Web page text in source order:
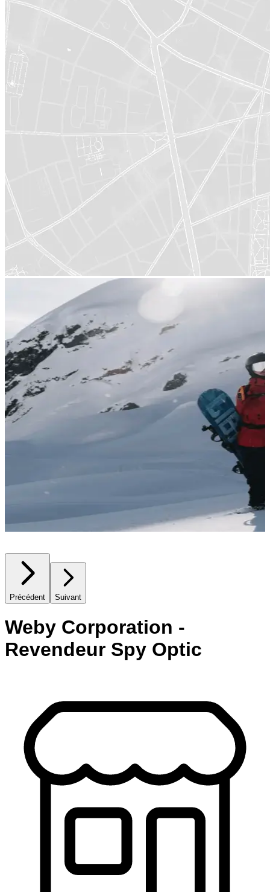
Précédent Suivant
Weby Corporation -
Revendeur Spy Optic